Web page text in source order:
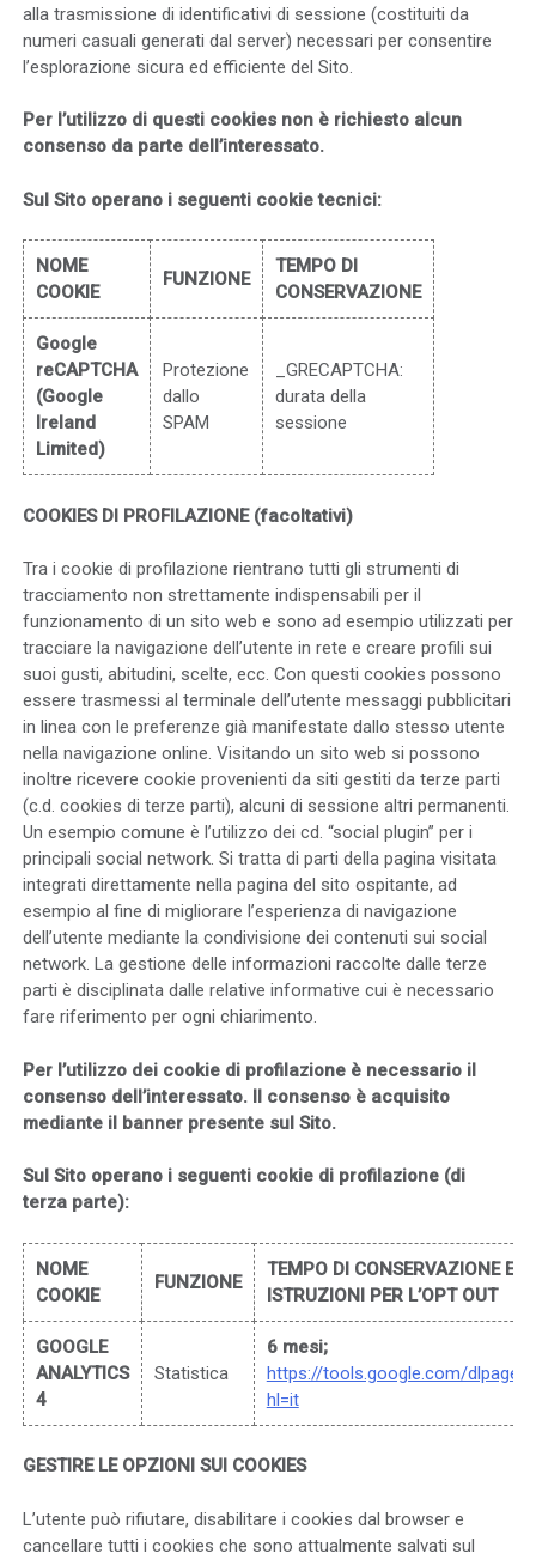
alla trasmissione di identificativi di sessione (costituiti da
numeri casuali generati dal server) necessari per consentire
l’esplorazione sicura ed efficiente del Sito.
Per l’utilizzo di questi cookies non è richiesto alcun
consenso da parte dell’interessato.
Sul Sito operano i seguenti cookie tecnici:
NOME
COOKIE
FUNZIONE
TEMPO DI
CONSERVAZIONE
Google
reCAPTCHA
(Google
Ireland
Limited)
Protezione
dallo
SPAM
_GRECAPTCHA:
durata della
sessione
COOKIES DI PROFILAZIONE (facoltativi)
Tra i cookie di profilazione rientrano tutti gli strumenti di
tracciamento non strettamente indispensabili per il
funzionamento di un sito web e sono ad esempio utilizzati per
tracciare la navigazione dell’utente in rete e creare profili sui
suoi gusti, abitudini, scelte, ecc. Con questi cookies possono
essere trasmessi al terminale dell’utente messaggi pubblicitari
in linea con le preferenze già manifestate dallo stesso utente
nella navigazione online. Visitando un sito web si possono
inoltre ricevere cookie provenienti da siti gestiti da terze parti
(c.d. cookies di terze parti), alcuni di sessione altri permanenti.
Un esempio comune è l’utilizzo dei cd. “social plugin” per i
principali social network. Si tratta di parti della pagina visitata
integrati direttamente nella pagina del sito ospitante, ad
esempio al fine di migliorare l’esperienza di navigazione
dell’utente mediante la condivisione dei contenuti sui social
network. La gestione delle informazioni raccolte dalle terze
parti è disciplinata dalle relative informative cui è necessario
fare riferimento per ogni chiarimento.
Per l’utilizzo dei cookie di profilazione è necessario il
consenso dell’interessato. Il consenso è acquisito
mediante il banner presente sul Sito.
Sul Sito operano i seguenti cookie di profilazione (di
terza parte):
NOME
COOKIE
FUNZIONE
TEMPO DI CONSERVAZIONE E
ISTRUZIONI PER L’OPT OUT
GOOGLE
ANALYTICS
4
Statistica
6 mesi;
https://tools.google.com/dlpage/
hl=it
GESTIRE LE OPZIONI SUI COOKIES
L’utente può rifiutare, disabilitare i cookies dal browser e
cancellare tutti i cookies che sono attualmente salvati sul